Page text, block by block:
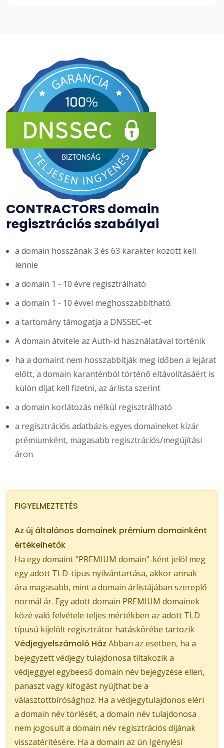
CONTRACTORS domain
regisztrációs szabályai
a domain hosszának 3 és 63 karakter között kell
lennie
a domain 1 - 10 évre regisztrálható
a domain 1 - 10 évvel meghosszabbítható
a tartomány támogatja a DNSSEC-et
A domain átvitele az Auth-id használatával történik
ha a domaint nem hosszabbítják meg időben a lejárat
előtt, a domain karanténból történő eltávolításáért is
külön díjat kell fizetni, az árlista szerint
a domain korlátozás nélkül regisztrálható
a regisztrációs adatbázis egyes domaineket kizár
prémiumként, magasabb regisztrációs/megújítási
áron
FIGYELMEZTETÉS
Az új általános domainek prémium domainként
értékelhetők
Ha egy domaint "PREMIUM domain"-ként jelöl meg
egy adott TLD-típus nyilvántartása, akkor annak
ára magasabb, mint a domain árlistájában szereplő
normál ár. Egy adott domain PREMIUM domainek
közé való felvétele teljes mértékben az adott TLD
típusú kijelölt regisztrátor hatáskörébe tartozik
Védjegyelszámoló Ház Abban az esetben, ha a
bejegyzett védjegy tulajdonosa tiltakozik a
védjeggyel egybeeső domain név bejegyzése ellen,
panaszt vagy kifogást nyújthat be a
választottbírósághoz. Ha a védjegytulajdonos eléri
a domain név törlését, a domain név tulajdonosa
nem jogosult a domain név regisztrációs díjának
visszatérítésére. Ha a domain az ún Igénylési